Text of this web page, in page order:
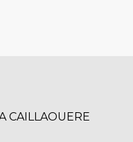
CAILLAOUERE